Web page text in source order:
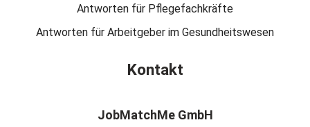
Antworten für Pflegefachkräfte
Antworten für Arbeitgeber im Gesundheitswesen
Kontakt
JobMatchMe GmbH